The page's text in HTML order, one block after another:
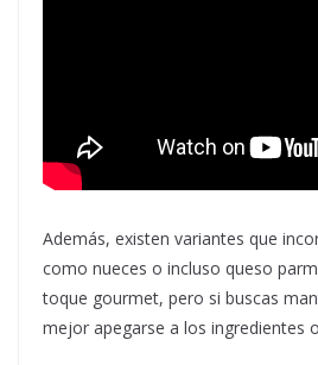
Además, existen variantes que
como nueces o incluso queso
toque gourmet, pero si buscas
mejor apegarse a los ingredientes